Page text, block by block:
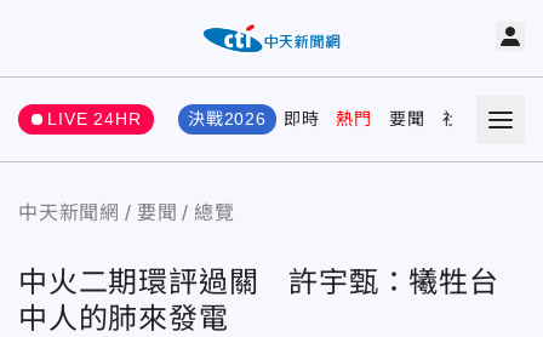
LIVE 24HR 決戰2026 即時 熱門 要聞 社會 娛樂
中天新聞網 要聞 總覽
中火二期環評過關 許宇甄：犧牲台
中人的肺來發電